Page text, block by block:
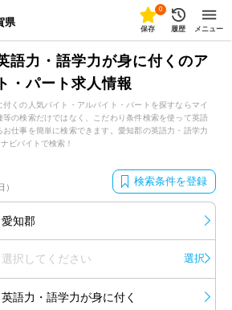
県
0
保存 履歴 メニュー
語力・語学力が身に付くのア
・パート求人情報
くの人気バイト・アルバイト・パートを探すならマイ
の検索だけではなく、こだわり条件検索を使って英語
仕事を簡単に検索できます。愛知郡の英語力・語学力
ビバイトで検索！
） 検索条件を登録
愛知郡
選択してください 選択
英語力・語学力が身に付く